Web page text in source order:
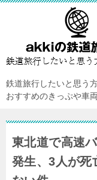
鉄道旅行したいと思う
おすすめのきっぷや車
東北道で高速
発生、3人が死